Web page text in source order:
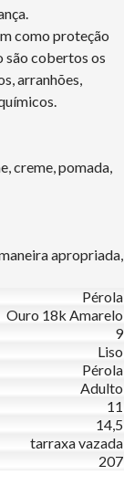
como proteção
são cobertos os
arranhões,
creme, pomada,
apropriada,
Pérola
Ouro 18k Amarelo
9
Liso
Pérola
Adulto
11
14,5
tarraxa vazada
207